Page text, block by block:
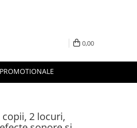
0,00
2 locuri,